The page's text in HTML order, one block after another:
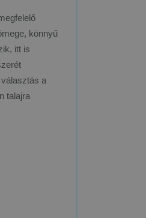
könnyű
itt is
a
talajra